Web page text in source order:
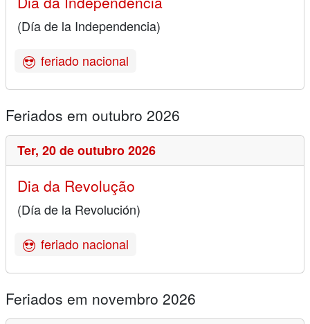
(Día de la Independencia)
feriado nacional
Feriados em outubro 2026
Ter, 20 de outubro 2026
Dia da Revolução
(Día de la Revolución)
feriado nacional
Feriados em novembro 2026